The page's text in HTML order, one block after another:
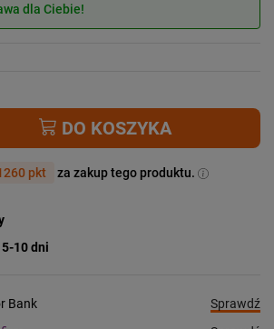
dla Ciebie!
DO KOSZYKA
pkt za zakup tego produktu.
5-10 dni
Bank
Sprawdź